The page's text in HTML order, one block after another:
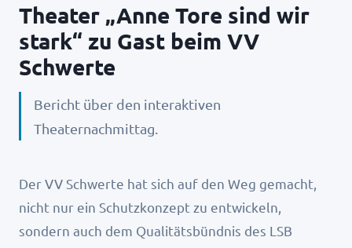
Theater „Anne Tore sind wir
stark“ zu Gast beim VV
Schwerte
Bericht über den interaktiven
Theaternachmittag.
Der VV Schwerte hat sich auf den Weg gemacht,
nicht nur ein Schutzkonzept zu entwickeln,
sondern auch dem Qualitätsbündnis des LSB